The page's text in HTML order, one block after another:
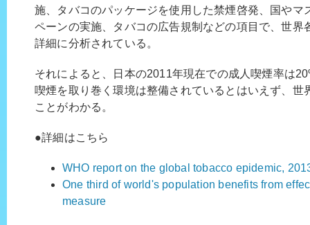
施、タバコのパッケージを使用した禁煙啓発、国やマ
ペーンの実施、タバコの広告規制などの項目で、世界
詳細に分析されている。
それによると、日本の2011年現在での成人喫煙率は
喫煙を取り巻く環境は整備されているとはいえず、世
ことがわかる。
●詳細はこちら
WHO report on the global tobacco epidemic,
One third of world's population benefits from
measure